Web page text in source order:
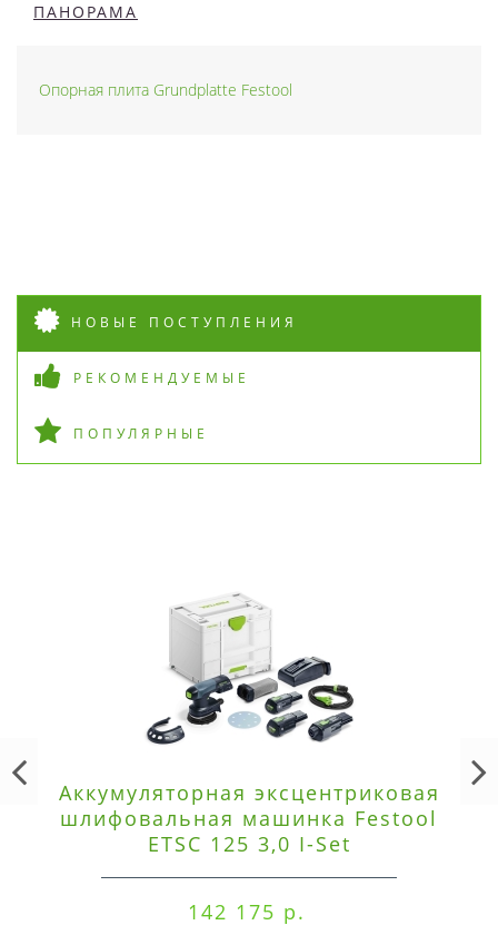
ПАНОРАМА
Опорная плита Grundplatte Festool
НОВЫЕ ПОСТУПЛЕНИЯ
РЕКОМЕНДУЕМЫЕ
ПОПУЛЯРНЫЕ
Аккумуляторная эксцентриковая
шлифовальная машинка Festool
ETSC 125 3,0 I-Set
142 175 р.